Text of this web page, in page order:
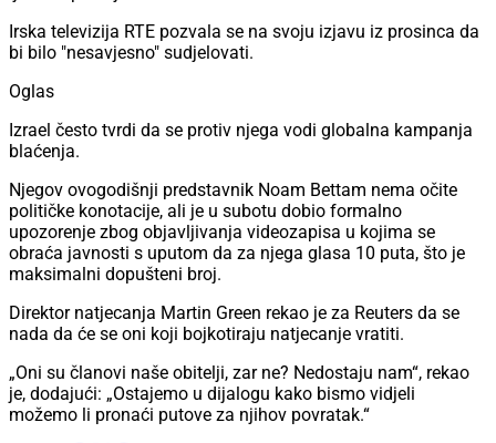
Irska televizija RTE pozvala se na svoju izjavu iz prosinca da
bi bilo "nesavjesno" sudjelovati.
Oglas
Izrael često tvrdi da se protiv njega vodi globalna kampanja
blaćenja.
Njegov ovogodišnji predstavnik Noam Bettam nema očite
političke konotacije, ali je u subotu dobio formalno
upozorenje zbog objavljivanja videozapisa u kojima se
obraća javnosti s uputom da za njega glasa 10 puta, što je
maksimalni dopušteni broj.
Direktor natjecanja Martin Green rekao je za Reuters da se
nada da će se oni koji bojkotiraju natjecanje vratiti.
„Oni su članovi naše obitelji, zar ne? Nedostaju nam“, rekao
je, dodajući: „Ostajemo u dijalogu kako bismo vidjeli
možemo li pronaći putove za njihov povratak.“